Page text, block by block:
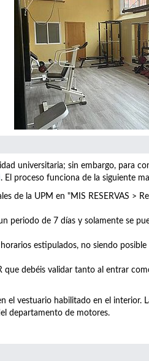
universitaria; sin embargo, para
. El proceso funciona de la siguiente
de la UPM en "MIS RESERVAS >
periodo de 7 días y solamente se
estipulados, no siendo
que debéis validar tanto al entrar
el vestuario habilitado en el interior.
departamento de motores.